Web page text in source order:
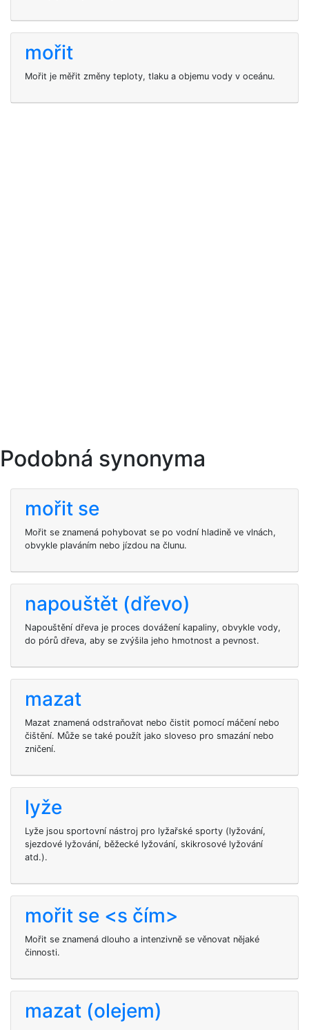
mořit
Mořit je měřit změny teploty, tlaku a objemu vody v oceánu.
Podobná synonyma
mořit se
Mořit se znamená pohybovat se po vodní hladině ve vlnách,
obvykle plaváním nebo jízdou na člunu.
napouštět (dřevo)
Napouštění dřeva je proces dovážení kapaliny, obvykle vody,
do pórů dřeva, aby se zvýšila jeho hmotnost a pevnost.
mazat
Mazat znamená odstraňovat nebo čistit pomocí máčení nebo
čištění. Může se také použít jako sloveso pro smazání nebo
zničení.
lyže
Lyže jsou sportovní nástroj pro lyžařské sporty (lyžování,
sjezdové lyžování, běžecké lyžování, skikrosové lyžování
atd.).
mořit se <s čím>
Mořit se znamená dlouho a intenzivně se věnovat nějaké
činnosti.
mazat (olejem)